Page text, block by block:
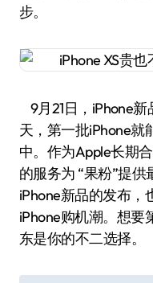
步。
9月21日，iPhone
天，第一批iPhone
中。作为Apple长期
的服务为 “果粉”提
iPhone新品的发布，
iPhone购机潮。想要
东是你的不二选择。